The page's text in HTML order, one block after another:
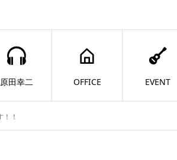
原田幸二 OFFICE EVENT
！！